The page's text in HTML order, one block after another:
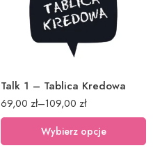
Talk 1 – Tablica Kredowa
69,00 zł–109,00 zł
40x48cm
60x72cm
Wybierz opcje